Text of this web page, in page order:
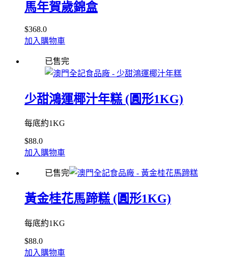
馬年賀歲錦盒
$368.0
加入購物車
已售完
少甜鴻運椰汁年糕 (圓形1KG)
每底約1KG
$88.0
加入購物車
已售完
黃金桂花馬蹄糕 (圓形1KG)
每底約1KG
$88.0
加入購物車